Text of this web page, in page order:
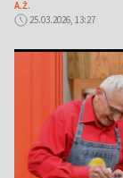
A.Ż.
25.03.2026, 13:27